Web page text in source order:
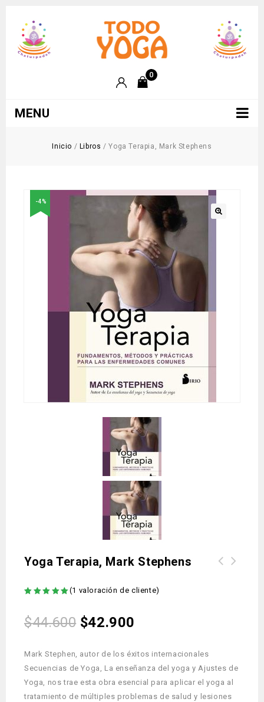
0
MENU
Inicio / Libros /Yoga Terapia, Mark Stephens
-4%
Yoga Terapia, Mark Stephens
(1 valoración de cliente)
$44.600 $42.900
Mark Stephen, autor de los éxitos internacionales
Secuencias de Yoga, La enseñanza del yoga y Ajustes de
Yoga, nos trae esta obra esencial para aplicar el yoga al
tratamiento de múltiples problemas de salud y lesiones